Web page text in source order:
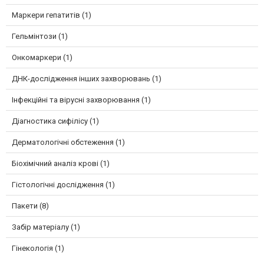
Маркери гепатитів (1)
Гельмінтози (1)
Онкомаркери (1)
ДНК-дослідження інших захворювань (1)
Інфекційні та вірусні захворювання (1)
Діагностика сифілісу (1)
Дерматологічні обстеження (1)
Біохімічний аналіз крові (1)
Гістологічні дослідження (1)
Пакети (8)
Забір матеріалу (1)
Гінекологія (1)